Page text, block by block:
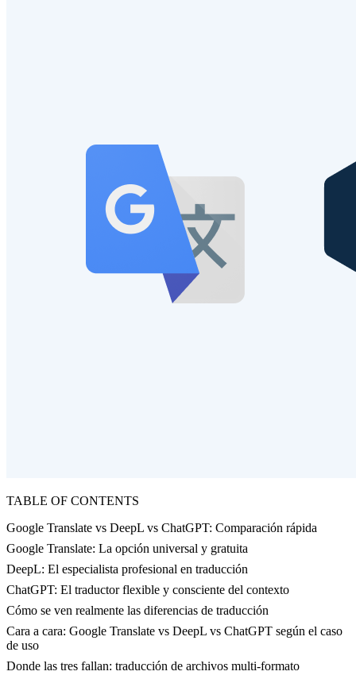
TABLE OF CONTENTS
Google Translate vs DeepL vs ChatGPT: Comparación rápida
Google Translate: La opción universal y gratuita
DeepL: El especialista profesional en traducción
ChatGPT: El traductor flexible y consciente del contexto
Cómo se ven realmente las diferencias de traducción
Cara a cara: Google Translate vs DeepL vs ChatGPT según el caso
de uso
Donde las tres fallan: traducción de archivos multi-formato